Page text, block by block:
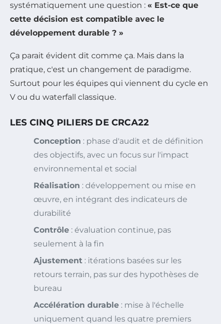
systématiquement une question : « Est-ce que
cette décision est compatible avec le
développement durable ? »
Ça parait évident dit comme ça. Mais dans la
pratique, c'est un changement de paradigme.
Surtout pour les équipes qui viennent du cycle en
V ou du waterfall classique.
LES CINQ PILIERS DE CRCA22
Conception : phase d'audit et de définition
des objectifs, avec un focus sur l'impact
environnemental et social
Réalisation : développement ou mise en
œuvre, en intégrant des indicateurs de
durabilité
Contrôle : évaluation continue, pas
seulement à la fin
Ajustement : itérations basées sur les
retours terrain, pas sur des hypothèses de
bureau
Accélération durable : mise à l'échelle
uniquement quand les quatre premiers